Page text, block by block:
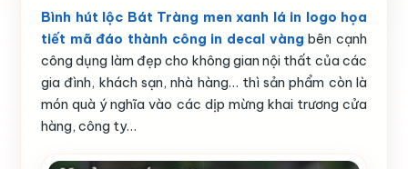
Bình hút lộc Bát Tràng men xanh lá in logo họa
tiết mã đáo thành công in decal vàng bên cạnh
công dụng làm đẹp cho không gian nội thất của các
gia đình, khách sạn, nhà hàng… thì sản phẩm còn là
món quà ý nghĩa vào các dịp mừng khai trương cửa
hàng, công ty…